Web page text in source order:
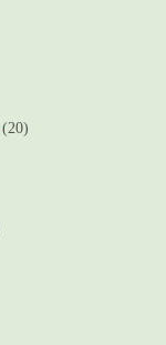
(20)